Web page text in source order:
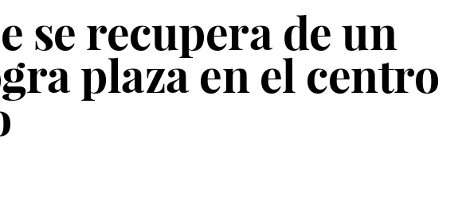
se recupera de un
plaza en el centro